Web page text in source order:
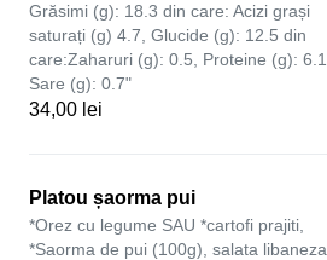
Grăsimi (g): 18.3 din care: Acizi grași
saturați (g) 4.7, Glucide (g): 12.5 din
care:Zaharuri (g): 0.5, Proteine (g): 6.1,
Sare (g): 0.7"
34,00 lei
Platou șaorma pui
*Orez cu legume SAU *cartofi prajiti,
*Saorma de pui (100g), salata libaneza,